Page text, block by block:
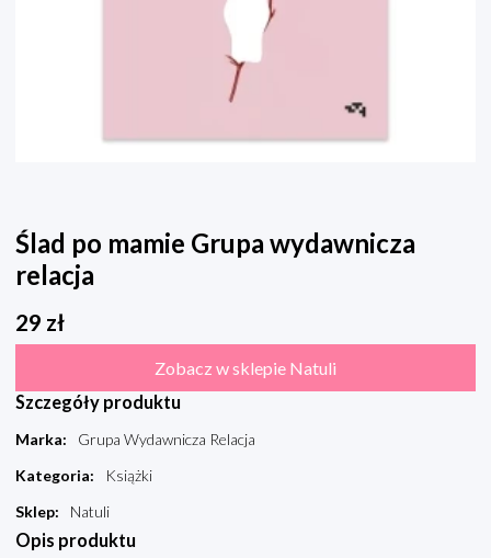
Ślad po mamie Grupa wydawnicza
relacja
29 zł
Zobacz w sklepie Natuli
Szczegóły produktu
Marka:
Grupa Wydawnicza Relacja
Kategoria:
Książki
Sklep: Natuli
Opis produktu